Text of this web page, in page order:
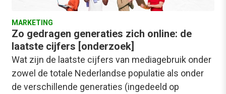
MARKETING
Zo gedragen generaties zich online: de
laatste cijfers [onderzoek]
Wat zijn de laatste cijfers van mediagebruik onder
zowel de totale Nederlandse populatie als onder
de verschillende generaties (ingedeeld op